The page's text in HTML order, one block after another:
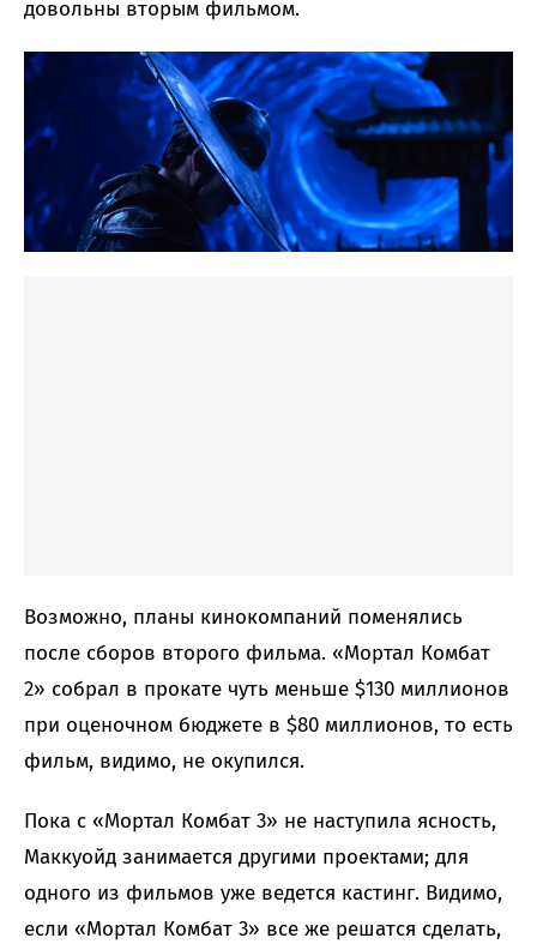
довольны вторым фильмом.
Возможно, планы кинокомпаний поменялись
после сборов второго фильма. «Мортал Комбат
2» собрал в прокате чуть меньше $130 миллионов
при оценочном бюджете в $80 миллионов, то есть
фильм, видимо, не окупился.
Пока с «Мортал Комбат 3» не наступила ясность,
Маккуойд занимается другими проектами; для
одного из фильмов уже ведется кастинг. Видимо,
если «Мортал Комбат 3» все же решатся сделать,